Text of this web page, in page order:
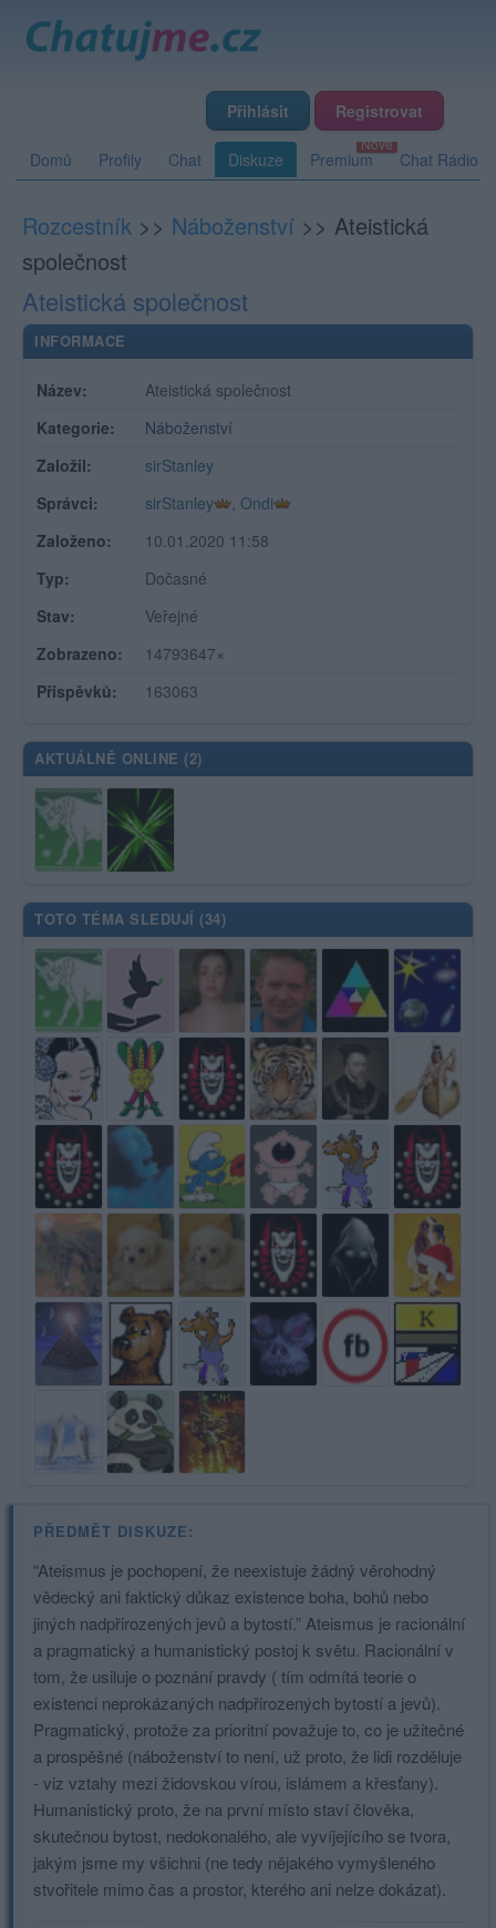
Přihlásit Registrovat
Domů Profily Chat Diskuze Premium Chat Rádio
Rozcestník >> Náboženství >> Ateistická
společnost
Ateistická společnost
INFORMACE
Název:
Ateistická společnost
Kategorie:
Náboženství
Založil:
sirStanley
Správci:
sirStanley , Ondi
Založeno:
10.01.2020 11:58
Typ:
Dočasné
Stav:
Veřejné
Zobrazeno:
14793647×
Příspěvků:
163063
AKTUÁLNĚ ONLINE (2)
TOTO TÉMA SLEDUJÍ (34)
PŘEDMĚT DISKUZE:
“Ateismus je pochopení, že neexistuje žádný věrohodný
vědecký ani faktický důkaz existence boha, bohů nebo
jiných nadpřirozených jevů a bytostí.” Ateismus je racionální
a pragmatický a humanistický postoj k světu. Racionální v
tom, že usiluje o poznání pravdy ( tím odmítá teorie o
existenci neprokázaných nadpřirozených bytostí a jevů).
Pragmatický, protože za prioritní považuje to, co je užitečné
a prospěšné (náboženství to není, už proto, že lidi rozděluje
- viz vztahy mezi židovskou vírou, islámem a křesťany).
Humanistický proto, že na první místo staví člověka,
skutečnou bytost, nedokonalého, ale vyvíjejícího se tvora,
jakým jsme my všichni (ne tedy nějakého vymyšleného
stvořitele mimo čas a prostor, kterého ani nelze dokázat).